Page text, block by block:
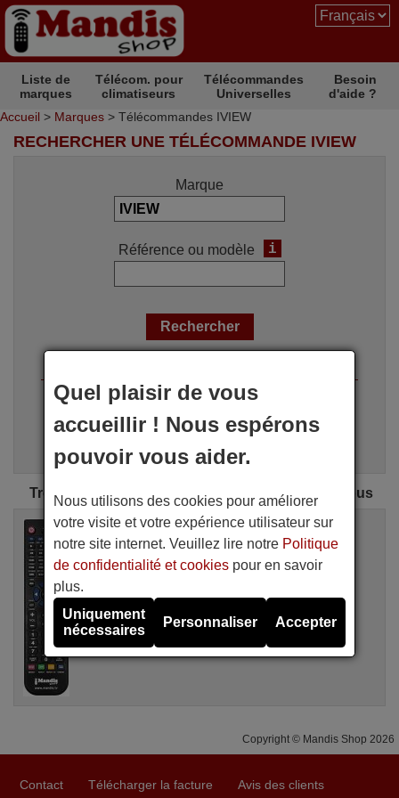
Liste de
marques
Télécom. pour
climatiseurs
Télécommandes
Universelles
Besoin
d'aide ?
Accueil > Marques > Télécommandes IVIEW
RECHERCHER UNE TÉLÉCOMMANDE IVIEW
Marque
Référence ou modèle i
Recherche Avancée
Trouvez la télécommande IVIEW parfaite pour vous
Télécommande équivalente
IVIEW STB2000
Disponible en stock
IVIEW
Pour STB2000
Copyright © Mandis Shop 2026
Contact Télécharger la facture Avis des clients
Quel plaisir de vous
accueillir ! Nous espérons
pouvoir vous aider.
Nous utilisons des cookies pour améliorer
votre visite et votre expérience utilisateur sur
notre site internet. Veuillez lire notre Politique
de confidentialité et cookies pour en savoir
plus.
Uniquement
nécessaires
Personnaliser Accepter